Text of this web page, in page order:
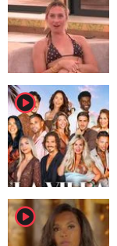
player2
player2